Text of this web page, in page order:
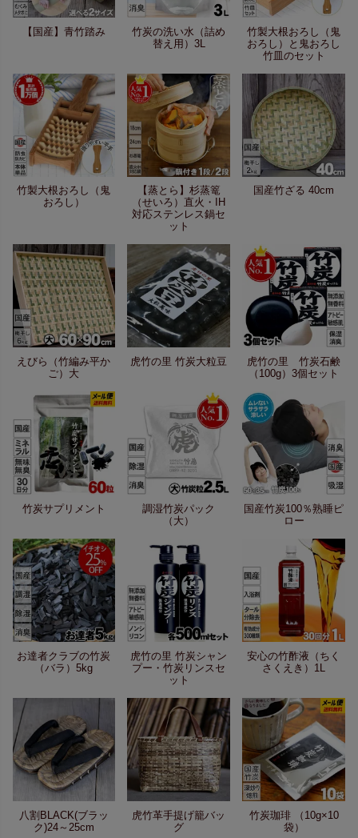
【国産】青竹踏み
竹炭の洗い水（詰め
替え用）3L
竹製大根おろし（鬼
おろし）と鬼おろし
竹皿のセット
竹製大根おろし（鬼
おろし）
【蒸とら】杉蒸篭
（せいろ）直火・IH
対応ステンレス鍋セ
ット
国産竹ざる 40cm
えびら（竹編み平か
ご）大
虎竹の里 竹炭大粒豆
虎竹の里 竹炭石鹸
（100g）3個セット
竹炭サプリメント
調湿竹炭パック
（大）
国産竹炭100％熟睡ピ
ロー
お達者クラブの竹炭
（バラ）5kg
虎竹の里 竹炭シャン
プー・竹炭リンスセ
ット
安心の竹酢液（ちく
さくえき）1L
八割BLACK(ブラッ
ク)24～25cm
虎竹革手提げ籠バッ
グ
竹炭珈琲 （10g×10
袋）